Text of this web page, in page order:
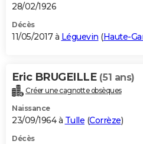
28/02/1926
Décès
11/05/2017 à Léguevin (Haute-
Eric BRUGEILLE (51 ans)
Créer une cagnotte obsèques
Naissance
23/09/1964 à Tulle (Corrèze)
Décès